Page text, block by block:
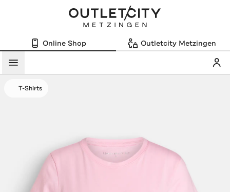
Online Shop Outletcity Metzingen
Menü
T-Shirts